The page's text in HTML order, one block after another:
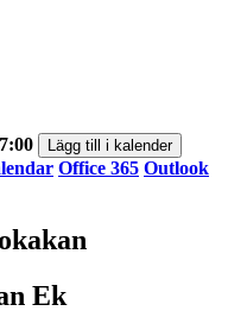
Lägg till i kalender
Office 365 Outlook
Ek